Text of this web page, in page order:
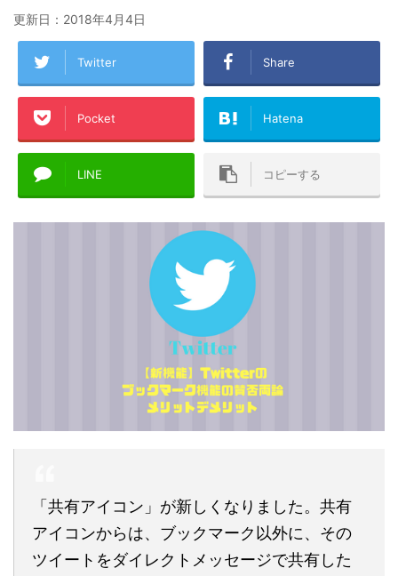
更新日： 2018年4月4日
Twitter Share
Pocket Hatena
LINE コピーする
「共有アイコン」が新しくなりました。共有
アイコンからは、ブックマーク以外に、その
ツイートをダイレクトメッセージで共有した